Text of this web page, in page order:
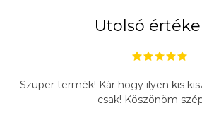
Utolsó
Szuper termék! Kár hogy ilyen kis
csak! Köszönöm